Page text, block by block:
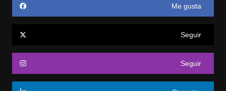
Me gusta
Seguir
Seguir